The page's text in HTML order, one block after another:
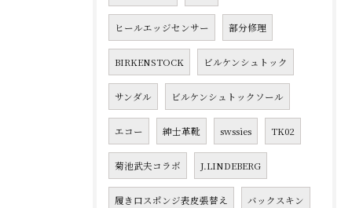
ヒールエッジセンサー 部分修理
BIRKENSTOCK ビルケンシュトック
サンダル ビルケンシュトックソール
エコー 紳士革靴 swssies TK02
菊池武夫コラボ J.LINDEBERG
履き口スポンジ表皮張替え バックスキン